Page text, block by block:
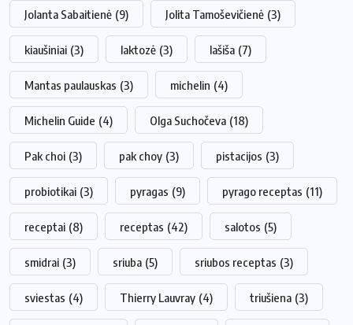
Jolanta Sabaitienė (9) Jolita Tamoševičienė (3)
kiaušiniai (3) laktozė (3) lašiša (7)
Mantas paulauskas (3) michelin (4)
Michelin Guide (4) Olga Suchočeva (18)
Pak choi (3) pak choy (3) pistacijos (3)
probiotikai (3) pyragas (9) pyrago receptas (11)
receptai (8) receptas (42) salotos (5)
smidrai (3) sriuba (5) sriubos receptas (3)
sviestas (4) Thierry Lauvray (4) triušiena (3)